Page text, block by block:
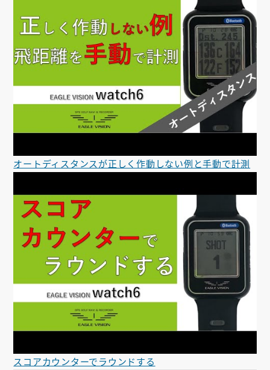
オートディスタンスが正しく作動しない例と手動で計測
スコアカウンターでラウンドする